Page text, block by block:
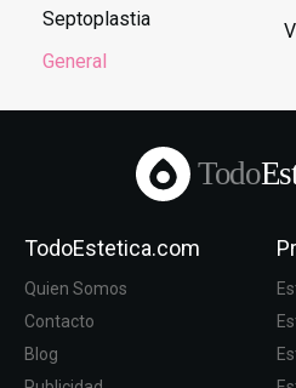
Septoplastia
General
Todo
TodoEstetica.com
Quien Somos
Contacto
Blog